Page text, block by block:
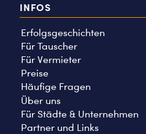
INFOS
Erfolgsgeschichten
Für Tauscher
Für Vermieter
Preise
Häufige Fragen
Über uns
Für Städte & Unternehmen
Partner und Links